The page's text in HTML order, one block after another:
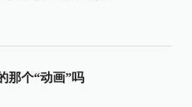
那个“动画”吗